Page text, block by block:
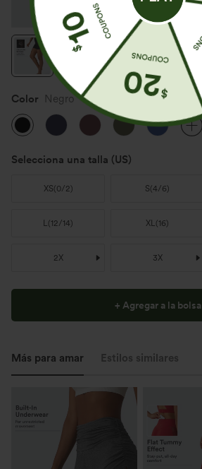
Color Negro
Selecciona una talla (US)
XS(0/2) S(4/6)
L(12/14) XL(16)
2X 3X
+ Agregar a la bolsa
Más para amar Estilos similares